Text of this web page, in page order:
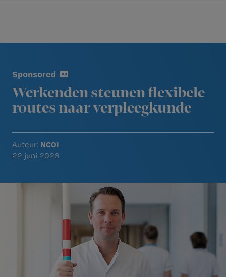
navigation
content
Nursing
Sponsored
Werkenden steunen flexibele
routes naar verpleegkunde
Auteur: NCOI
22 juni 2026